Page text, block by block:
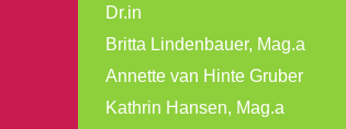
Dr.in
Britta Lindenbauer, Mag.a
Annette van Hinte Gruber
Kathrin Hansen, Mag.a